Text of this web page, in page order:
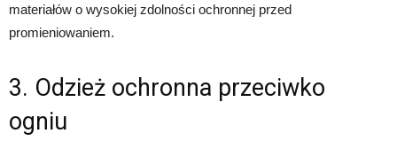
materiałów o wysokiej zdolności ochronnej przed
promieniowaniem.
3. Odzież ochronna przeciwko
ogniu